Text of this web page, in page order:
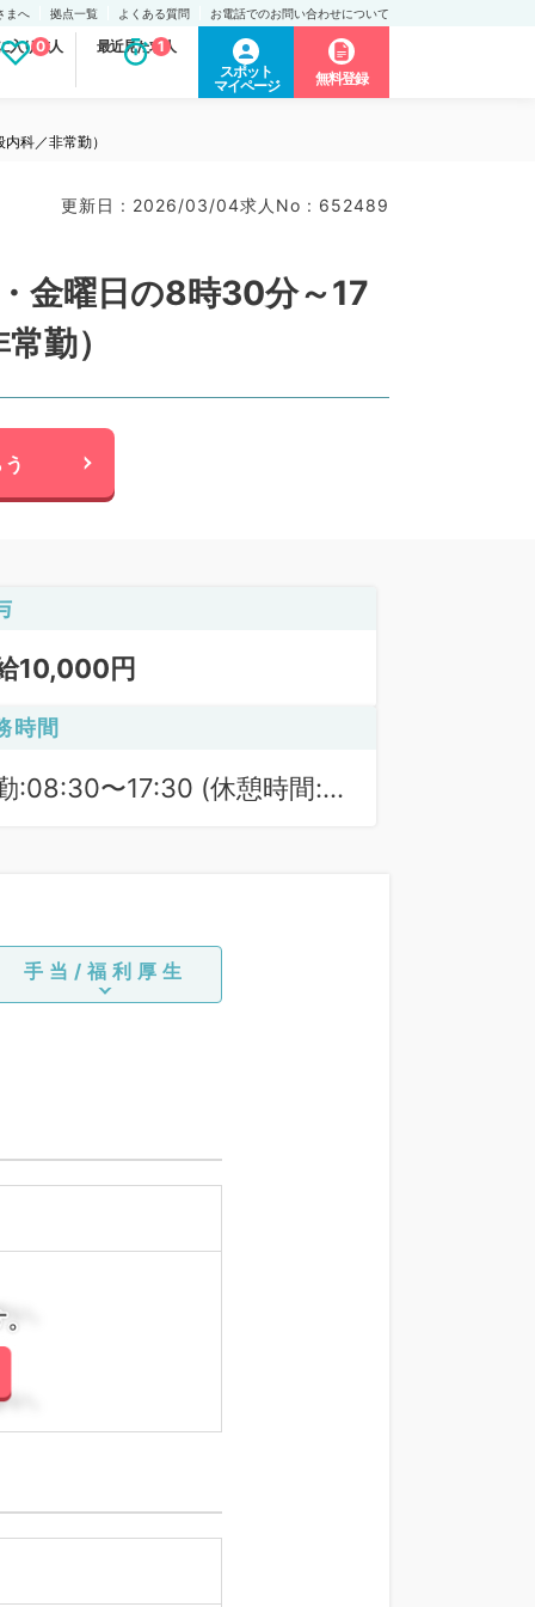
まへ 拠点一覧 よくある質問 お電話でのお問い合わせについて
入り求人
0 最近見た求人
1
スポット
マイページ
無料登録
科／非常勤）
更新日 : 2026/03/04求人No : 652489
金曜日の8時30分～17
勤）
10,000円
時間
:08:30〜17:30 (休憩時間:
手当/福利厚生
。
。